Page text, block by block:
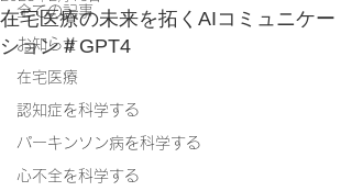
全ての記事
お知らせ
在宅医療
認知症を科学する
パーキンソン病を科学する
心不全を科学する
在宅医療の未来を拓くAIコミュニケー
ション＃GPT4